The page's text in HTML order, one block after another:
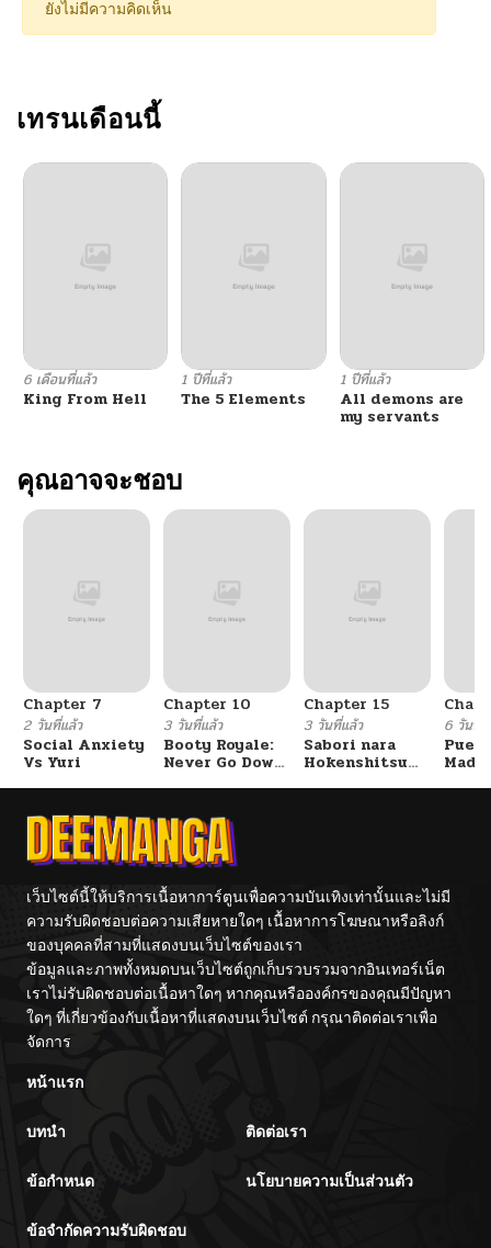
ยังไม่มีความคิดเห็น
เทรนเดือนนี้
6 เดือนที่แล้ว
King From Hell
1 ปีที่แล้ว
The 5 Elements
1 ปีที่แล้ว
All demons are
my servants
คุณอาจจะชอบ
Chapter 7
2 วันที่แล้ว
Social Anxiety
Vs Yuri
Chapter 10
3 วันที่แล้ว
Booty Royale:
Never Go Down
Chapter 15
3 วันที่แล้ว
Sabori nara
Hokenshitsu
6 วันที่
เว็บไซต์นี้ให้บริการเนื้อหาการ์ตูนเพื่อความบันเทิงเท่านั้นและไม่มี
ความรับผิดชอบต่อความเสียหายใดๆ เนื้อหาการโฆษณาหรือลิงก์
ของบุคคลที่สามที่แสดงบนเว็บไซต์ของเรา
ข้อมูลและภาพทั้งหมดบนเว็บไซต์ถูกเก็บรวบรวมจากอินเทอร์เน็ต
เราไม่รับผิดชอบต่อเนื้อหาใดๆ หากคุณหรือองค์กรของคุณมีปัญหา
ใดๆ ที่เกี่ยวข้องกับเนื้อหาที่แสดงบนเว็บไซต์ กรุณาติดต่อเราเพื่อ
จัดการ
หน้าแรก
บทนำ ติดต่อเรา
ข้อกำหนด นโยบายความเป็นส่วนตัว
ข้อจำกัดความรับผิดชอบ